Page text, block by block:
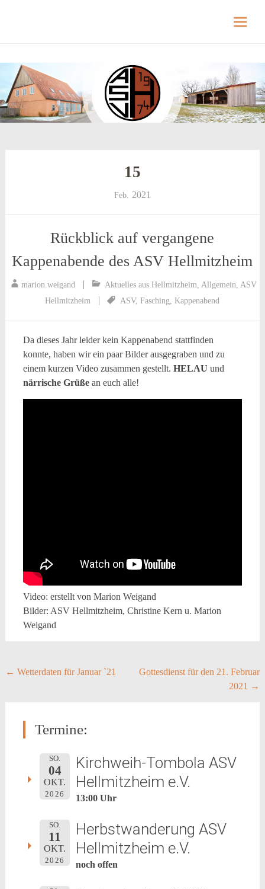
Hellmitzheim.de – fränkisches Dorf am Rande
content
15
Feb. 2021
Rückblick auf vergangene
Kappenabende des ASV Hellmitzheim
marion.weigand Aktuelles aus Hellmitzheim, Allgemein, ASV
Hellmitzheim
ASV,Fasching,Kappenabend
Da dieses Jahr leider kein Kappenabend stattfinden
konnte, haben wir ein paar Bilder ausgegraben und zu
einem kurzen Video zusammen gestellt. HELAU und
närrische Grüßean euch alle!
Video: erstellt von Marion Weigand
Bilder: ASV Hellmitzheim, Christine Kern u. Marion
Weigand
Post
← Wetterdaten für Januar `21
Gottesdienst für den 21. Februar
2021 →
Termine:
SO.
04
OKT.
2026
Kirchweih-Tombola ASV
Hellmitzheim e.V.
13:00 Uhr
SO.
11
OKT.
2026
Herbstwanderung ASV
Hellmitzheim e.V.
noch offen